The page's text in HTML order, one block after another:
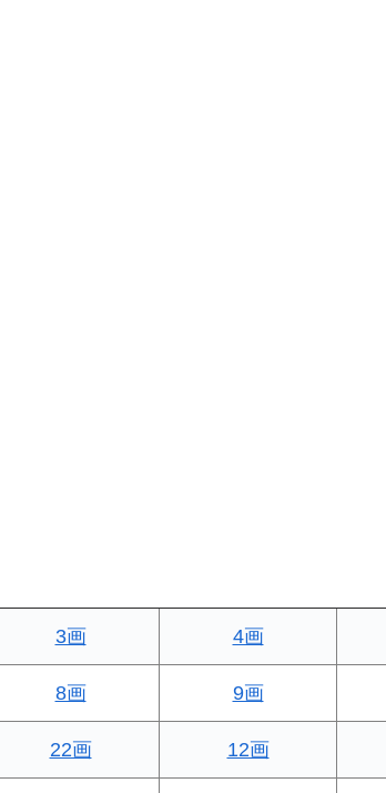
3画 4画
8画 9画
22画 12画